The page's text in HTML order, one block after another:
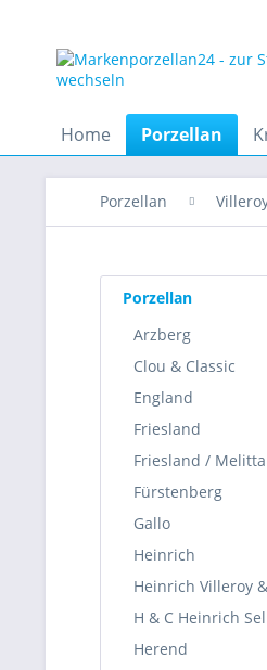
Home Porzellan
Porzellan
Porzellan
Arzberg
Clou & Classic
England
Friesland
Friesland / Melitta
Fürstenberg
Gallo
Heinrich
Heinrich Villeroy
H & C Heinrich
Herend